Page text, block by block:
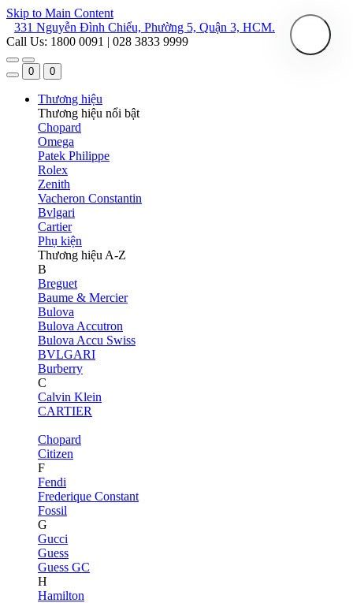
Skip to Main Content
331 Nguyễn Đình Chiểu, Phường 5, Quận 3, HCM.
Call Us: 1800 0091 | 028 3833 9999
0 0
Thương hiệu
Thương hiệu nổi bật
Chopard
Omega
Patek Philippe
Rolex
Zenith
Vacheron Constantin
Bvlgari
Cartier
Phụ kiện
Thương hiệu A-Z
B
Breguet
Baume & Mercier
Bulova
Bulova Accutron
Bulova Accu Swiss
BVLGARI
Burberry
C
Calvin Klein
CARTIER
Chopard
Citizen
F
Fendi
Frederique Constant
Fossil
G
Gucci
Guess
Guess GC
H
Hamilton